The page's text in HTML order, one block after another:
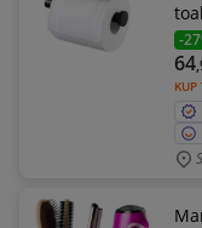
-
KUP
64